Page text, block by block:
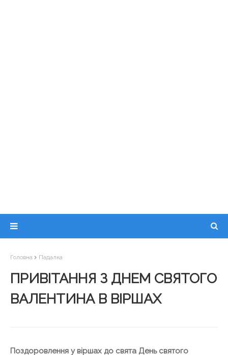
Головна Падалка
ПРИВІТАННЯ З ДНЕМ СВЯТОГО
ВАЛЕНТИНА В ВІРШАХ
Поздоровлення у віршах до свята День святого